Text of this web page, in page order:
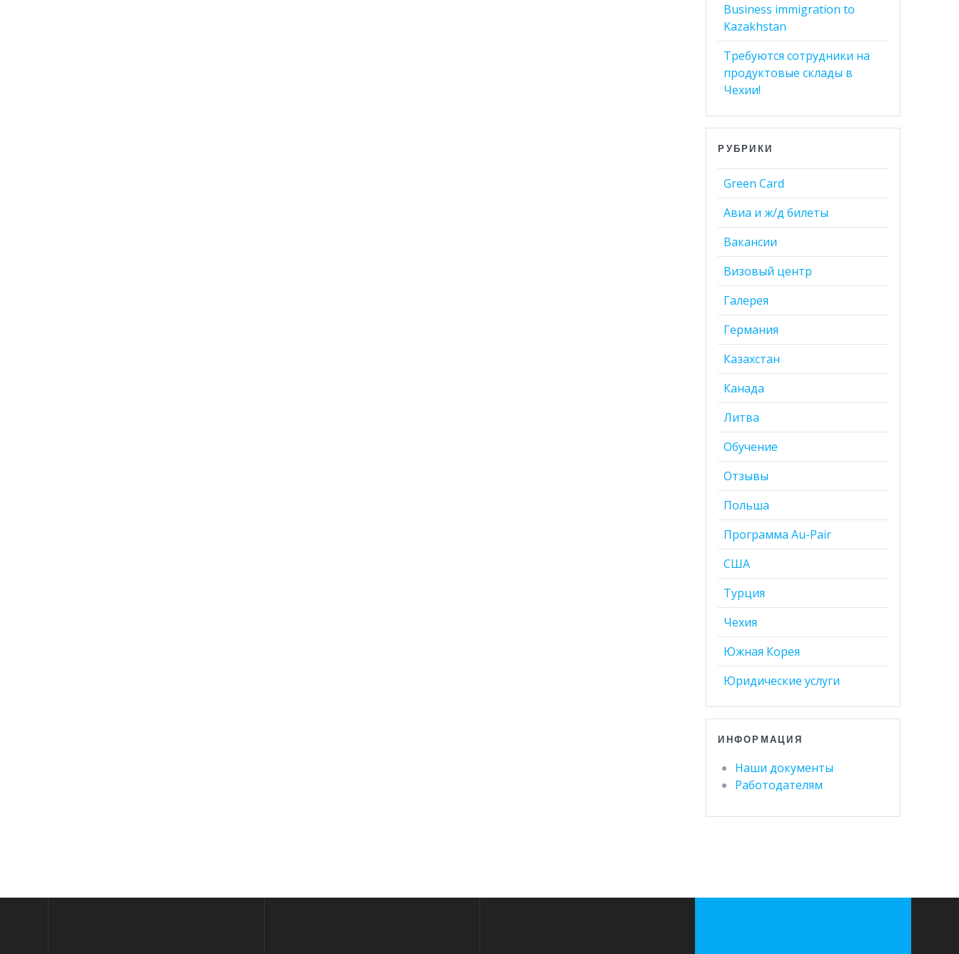
Business immigration to
Kazakhstan
Требуются сотрудники на
продуктовые склады в
Чехии!
РУБРИКИ
Green Card
Авиа и ж/д билеты
Вакансии
Визовый центр
Галерея
Германия
Казахстан
Канада
Литва
Обучение
Отзывы
Польша
Программа Au-Pair
США
Турция
Чехия
Южная Корея
Юридические услуги
ИНФОРМАЦИЯ
Наши документы
Работодателям